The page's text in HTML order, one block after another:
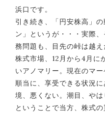
浜口です。
引き続き、「円安株高」
ン」というが・・・実際
務問題も、目先の峠は越え
株式市場、12月から4月に
いアノマリー。現在のマ
順当に、享受できる状況
境、悪くない。潮目、や
ということで当方、株式